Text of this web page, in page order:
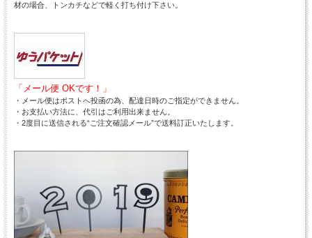
材の場合、トンカチなどで軽く打ち付け下さい。
「メール便 OKです！」
・メール便はポストへ投函の為、配達日時のご指定ができません。
・お支払い方法に、代引はご利用出来ません。
・2度目に送信される“ご注文確認メール”で送料訂正いたします。